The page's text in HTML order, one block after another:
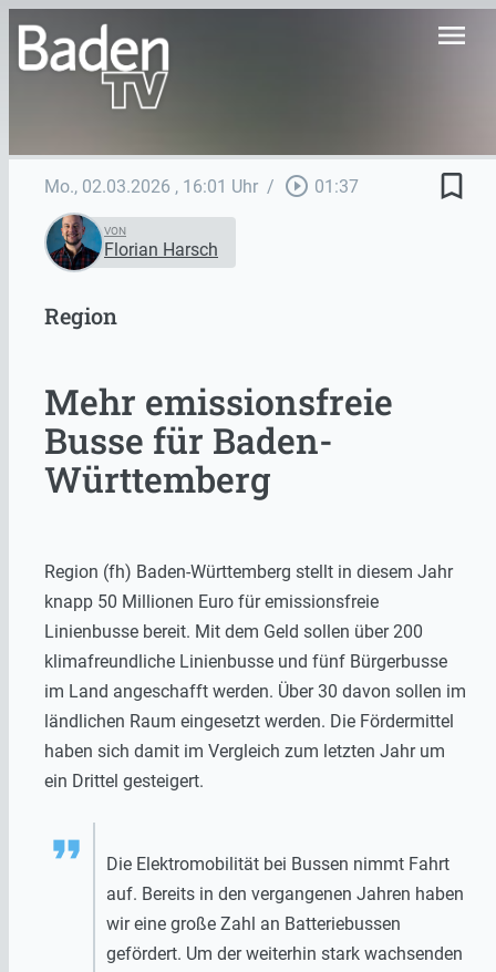
menu
Mo., 02.03.2026 , 16:01 Uhr / play_circle_outline 01:37 bookmark_border
VON
Florian Harsch
Region
Mehr emissionsfreie
Busse für Baden-
Württemberg
Region (fh) Baden-Württemberg stellt in diesem Jahr
knapp 50 Millionen Euro für emissionsfreie
Linienbusse bereit. Mit dem Geld sollen über 200
klimafreundliche Linienbusse und fünf Bürgerbusse
im Land angeschafft werden. Über 30 davon sollen im
ländlichen Raum eingesetzt werden. Die Fördermittel
haben sich damit im Vergleich zum letzten Jahr um
ein Drittel gesteigert.
Die Elektromobilität bei Bussen nimmt Fahrt
auf. Bereits in den vergangenen Jahren haben
wir eine große Zahl an Batteriebussen
gefördert. Um der weiterhin stark wachsenden